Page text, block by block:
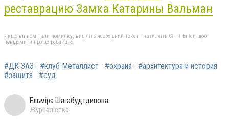
реставрацию Замка Катарины Вальман
Якщо ви помітили помилку, виділіть необхідний текст і натисніть Ctrl + Enter, щоб
повідомити про це редакцію
#ДК ЗАЗ #клуб Металлист #охрана
#архитектура и история
#защита
#суд
Ельміра Шагабудтдинова
Журналістка